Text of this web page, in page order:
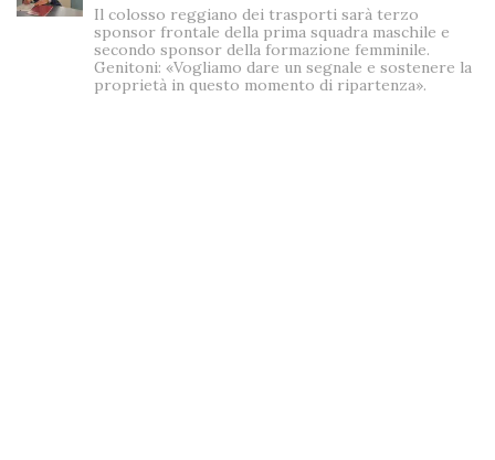
Il colosso reggiano dei trasporti sarà terzo
sponsor frontale della prima squadra maschile e
secondo sponsor della formazione femminile.
Genitoni: «Vogliamo dare un segnale e sostenere la
proprietà in questo momento di ripartenza».